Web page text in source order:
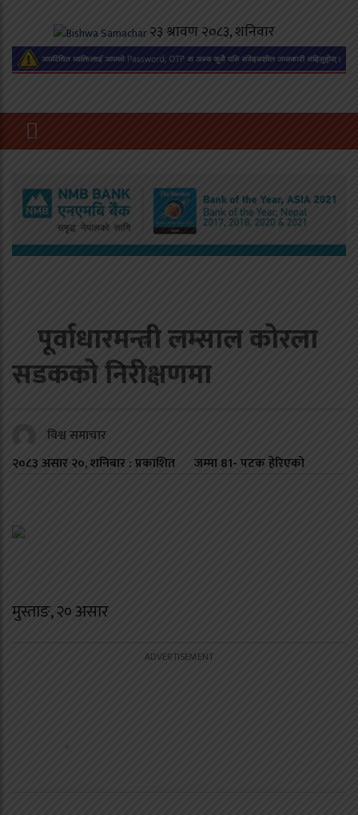
पूर्वाधारमन्त्री लम्साल कोरला
सडकको निरीक्षणमा
विश्व समाचार
२०८३ असार २०, शनिबार : प्रकाशित
जम्मा81- पटक हेरिएको
मुस्ताङ, २० असार